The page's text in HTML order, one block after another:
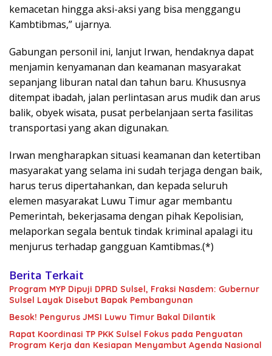
kemacetan hingga aksi-aksi yang bisa menggangu
Kambtibmas,” ujarnya.
Gabungan personil ini, lanjut Irwan, hendaknya dapat
menjamin kenyamanan dan keamanan masyarakat
sepanjang liburan natal dan tahun baru. Khususnya
ditempat ibadah, jalan perlintasan arus mudik dan arus
balik, obyek wisata, pusat perbelanjaan serta fasilitas
transportasi yang akan digunakan.
Irwan mengharapkan situasi keamanan dan ketertiban
masyarakat yang selama ini sudah terjaga dengan baik,
harus terus dipertahankan, dan kepada seluruh
elemen masyarakat Luwu Timur agar membantu
Pemerintah, bekerjasama dengan pihak Kepolisian,
melaporkan segala bentuk tindak kriminal apalagi itu
menjurus terhadap gangguan Kamtibmas.(*)
Berita Terkait
Program MYP Dipuji DPRD Sulsel, Fraksi Nasdem: Gubernur
Sulsel Layak Disebut Bapak Pembangunan
Besok! Pengurus JMSI Luwu Timur Bakal Dilantik
Rapat Koordinasi TP PKK Sulsel Fokus pada Penguatan
Program Kerja dan Kesiapan Menyambut Agenda Nasional